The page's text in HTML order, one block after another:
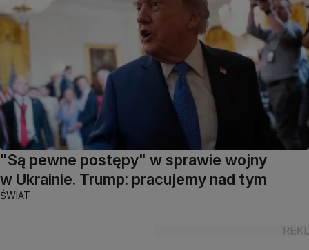
"Są pewne postępy" w sprawie wojny
w Ukrainie. Trump: pracujemy nad tym
ŚWIAT